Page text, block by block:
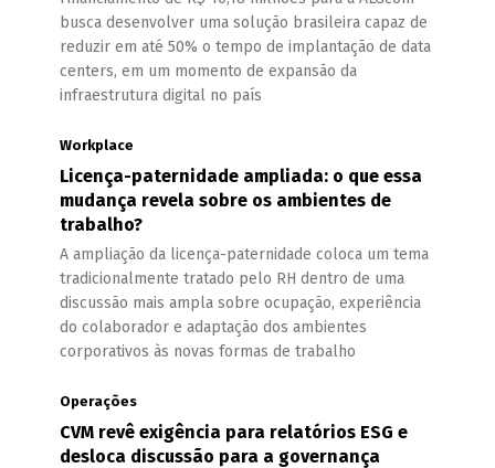
busca desenvolver uma solução brasileira capaz de
reduzir em até 50% o tempo de implantação de data
centers, em um momento de expansão da
infraestrutura digital no país
Workplace
Licença-paternidade ampliada: o que essa
mudança revela sobre os ambientes de
trabalho?
A ampliação da licença-paternidade coloca um tema
tradicionalmente tratado pelo RH dentro de uma
discussão mais ampla sobre ocupação, experiência
do colaborador e adaptação dos ambientes
corporativos às novas formas de trabalho
Operações
CVM revê exigência para relatórios ESG e
desloca discussão para a governança